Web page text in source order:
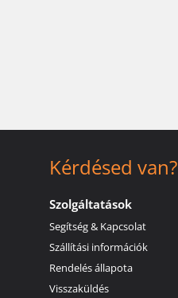
Kérdésed van?
Szolgáltatások
Segítség & Kapcsolat
Szállítási információk
Rendelés állapota
Visszaküldés